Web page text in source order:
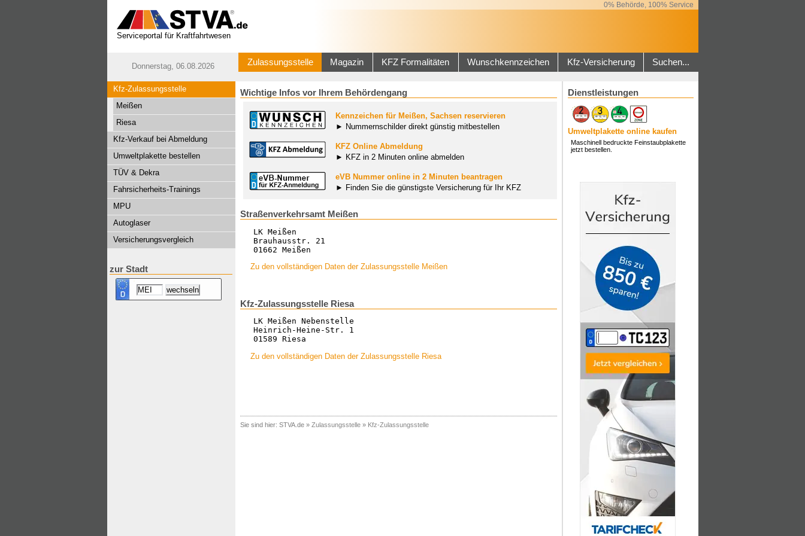
0% Behörde, 100% Service
Serviceportal für Kraftfahrtwesen
Donnerstag, 06.08.2026 Zulassungsstelle Magazin KFZ Formalitäten Wunschkennzeichen Kfz-Versicherung Suchen...
Kfz-Zulassungsstelle
Meißen
Riesa
Kfz-Verkauf bei Abmeldung
Umweltplakette bestellen
TÜV & Dekra
Fahrsicherheits-Trainings
MPU
Autoglaser
Versicherungsvergleich
zur Stadt
Wichtige Infos vor Ihrem Behördengang
Kennzeichen für Meißen, Sachsen reservieren
► Nummernschilder direkt günstig mitbestellen
KFZ Online Abmeldung
► KFZ in 2 Minuten online abmelden
eVB Nummer online in 2 Minuten beantragen
► Finden Sie die günstigste Versicherung für Ihr KFZ
Straßenverkehrsamt Meißen
LK Meißen
Brauhausstr. 21
01662 Meißen
Zu den vollständigen Daten der Zulassungsstelle Meißen
Kfz-Zulassungsstelle Riesa
LK Meißen Nebenstelle
Heinrich-Heine-Str. 1
01589 Riesa
Zu den vollständigen Daten der Zulassungsstelle Riesa
Sie sind hier: STVA.de» Zulassungsstelle» Kfz-Zulassungsstelle
Dienstleistungen
Umweltplakette online kaufen
Maschinell bedruckte Feinstaubplakette
jetzt bestellen.